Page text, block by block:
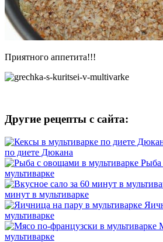
Приятного аппетита!!!
Другие рецепты с сайта:
по диете Дюкана
Рыба
мультиварке
минут в мультиварке
мультиварке
мультиварке